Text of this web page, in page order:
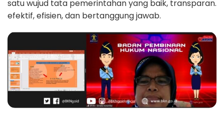
satu wujud tata pemerintahan yang baik, transparan.
efektif, efisien, dan bertanggung jawab.